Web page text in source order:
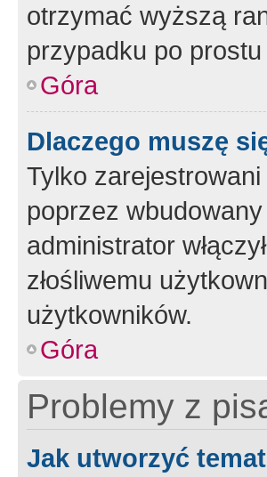
otrzymać wyższą
przypadku po
Góra
Dlaczego muszę
Tylko
poprzez
administrator
złośliwemu
użytkowników.
Góra
Problemy z
Jak utworzyć